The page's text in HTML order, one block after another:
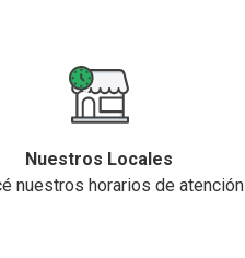
Nuestros Locales
nuestros horarios de atención